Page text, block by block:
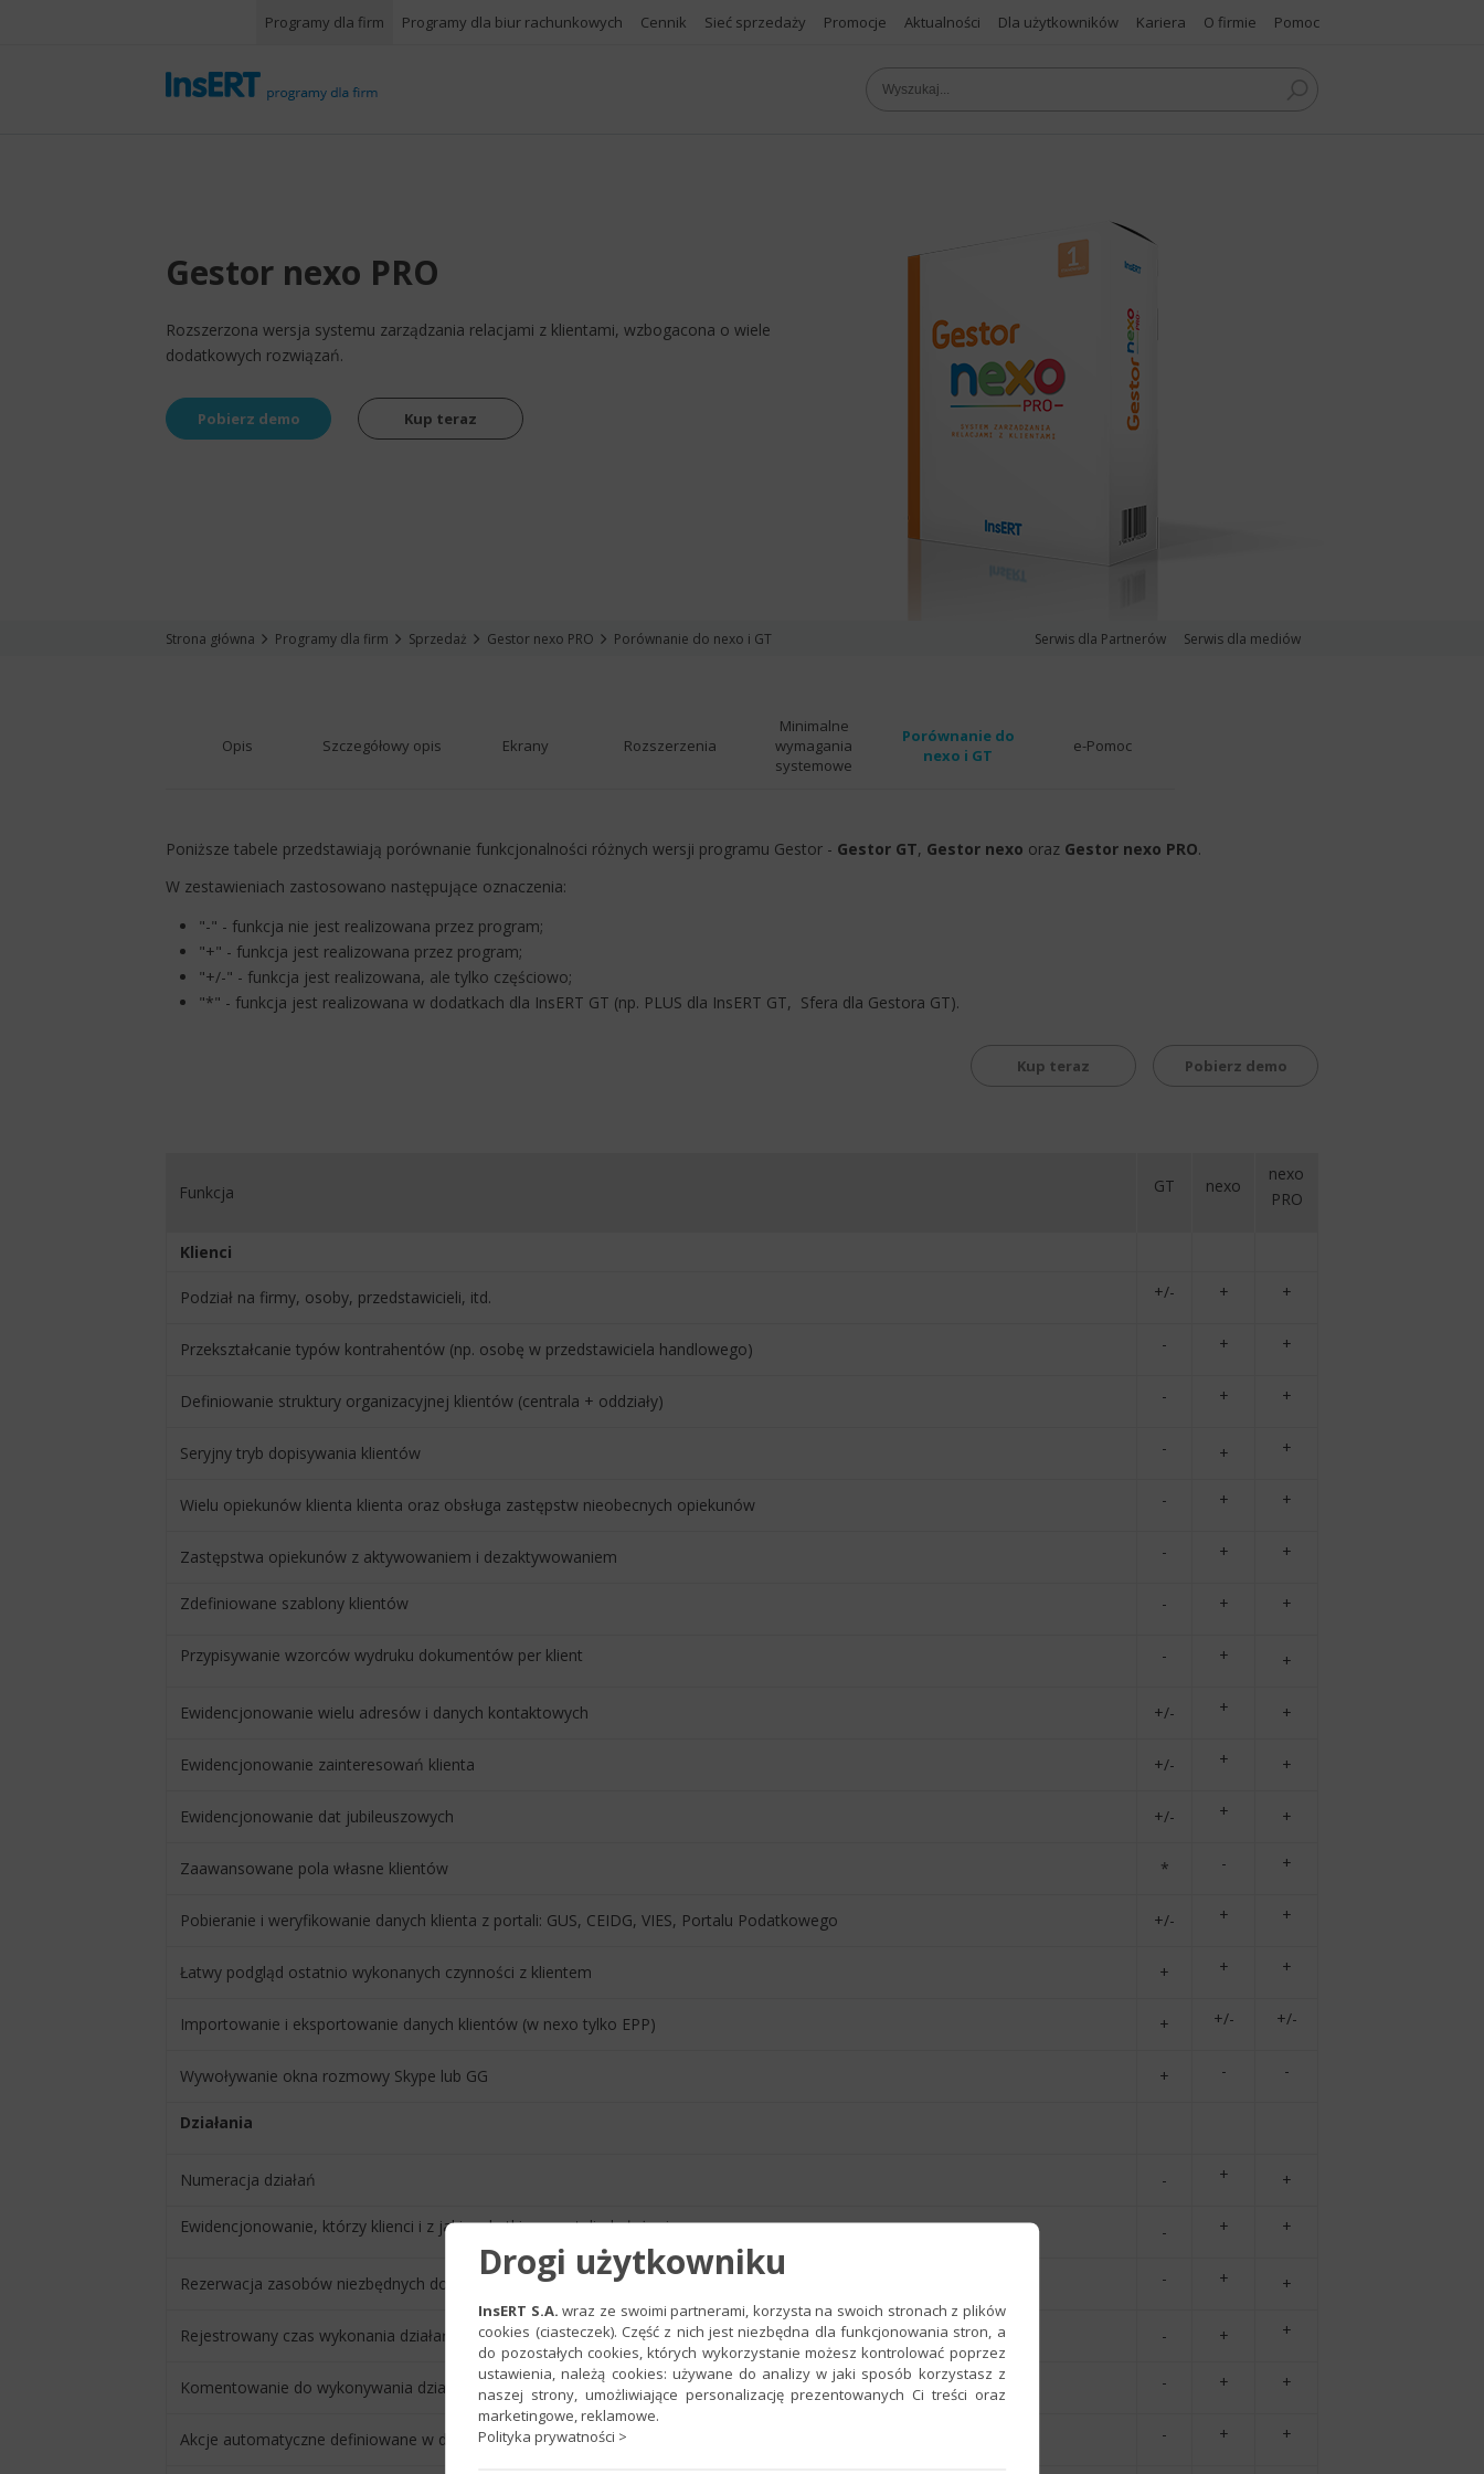
Programy dla firm Programy dla biur rachunkowych Cennik Sieć sprzedaży Promocje Aktualności Dla użytkowników Kariera O firmie Pomoc
Gestor nexo PRO
Rozszerzona wersja systemu zarządzania relacjami z klientami, wzbogacona o wiele
dodatkowych rozwiązań.
Pobierz demo Kup teraz
Strona główna Programy dla firm Sprzedaż Gestor nexo PRO Porównanie do nexo i GT Serwis dla Partnerów Serwis dla mediów
Opis Szczegółowy opis Ekrany Rozszerzenia
Minimalne
wymagania
systemowe
Porównanie do
nexo i GT
e-Pomoc
Poniższe tabele przedstawiają porównanie funkcjonalności różnych wersji programu Gestor - Gestor GT, Gestor nexo oraz Gestor nexo PRO.
W zestawieniach zastosowano następujące oznaczenia:
"-" - funkcja nie jest realizowana przez program;
"+" - funkcja jest realizowana przez program;
"+/-" - funkcja jest realizowana, ale tylko częściowo;
"*" - funkcja jest realizowana w dodatkach dla InsERT GT (np. PLUS dla InsERT GT, Sfera dla Gestora GT).
Kup teraz Pobierz demo
Funkcja GT nexo
nexo
PRO
Klienci
Podział na firmy, osoby, przedstawicieli, itd. +/- + +
Przekształcanie typów kontrahentów (np. osobę w przedstawiciela handlowego) - + +
Definiowanie struktury organizacyjnej klientów (centrala + oddziały) - + +
Seryjny tryb dopisywania klientów - + +
Wielu opiekunów klienta klienta oraz obsługa zastępstw nieobecnych opiekunów - + +
Zastępstwa opiekunów z aktywowaniem i dezaktywowaniem - + +
Zdefiniowane szablony klientów - + +
Przypisywanie wzorców wydruku dokumentów per klient - + +
Ewidencjonowanie wielu adresów i danych kontaktowych +/- + +
Ewidencjonowanie zainteresowań klienta +/- + +
Ewidencjonowanie dat jubileuszowych +/- + +
Zaawansowane pola własne klientów * - +
Pobieranie i weryfikowanie danych klienta z portali: GUS, CEIDG, VIES, Portalu Podatkowego +/- + +
Łatwy podgląd ostatnio wykonanych czynności z klientem + + +
Importowanie i eksportowanie danych klientów (w nexo tylko EPP) + +/- +/-
Wywoływanie okna rozmowy Skype lub GG + - -
Działania
Numeracja działań - + +
Ewidencjonowanie, którzy klienci i z jakim skutkiem zostali obsłużeni - + +
Rezerwacja zasobów niezbędnych do wykonania działania - + +
Rejestrowany czas wykonania działań - + +
Komentowanie do wykonywania działań - + +
Akcje automatyczne definiowane w działaniach, rejestr wykonania akcji - + +
Drogi użytkowniku
InsERT S.A. wraz ze swoimi partnerami, korzysta na swoich stronach z plików
cookies (ciasteczek). Część z nich jest niezbędna dla funkcjonowania stron, a
do pozostałych cookies, których wykorzystanie możesz kontrolować poprzez
ustawienia, należą cookies: używane do analizy w jaki sposób korzystasz z
naszej strony, umożliwiające personalizację prezentowanych Ci treści oraz
marketingowe, reklamowe.
Polityka prywatności >